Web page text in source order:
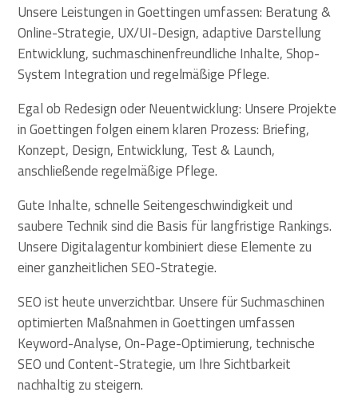
Unsere Leistungen in Goettingen umfassen: Beratung &
Online-Strategie, UX/UI-Design, adaptive Darstellung
Entwicklung, suchmaschinenfreundliche Inhalte, Shop-
System Integration und regelmäßige Pflege.
Egal ob Redesign oder Neuentwicklung: Unsere Projekte
in Goettingen folgen einem klaren Prozess: Briefing,
Konzept, Design, Entwicklung, Test & Launch,
anschließende regelmäßige Pflege.
Gute Inhalte, schnelle Seitengeschwindigkeit und
saubere Technik sind die Basis für langfristige Rankings.
Unsere Digitalagentur kombiniert diese Elemente zu
einer ganzheitlichen SEO-Strategie.
SEO ist heute unverzichtbar. Unsere für Suchmaschinen
optimierten Maßnahmen in Goettingen umfassen
Keyword-Analyse, On-Page-Optimierung, technische
SEO und Content-Strategie, um Ihre Sichtbarkeit
nachhaltig zu steigern.